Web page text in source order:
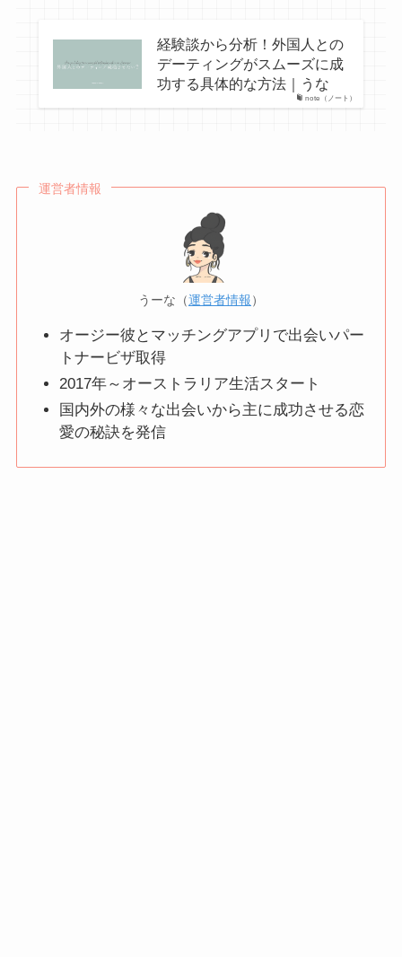
note（ノート）
経験談から分析！外国人との
デーティングがスムーズに成
功する具体的な方法｜うな
運営者情報
うーな（運営者情報 ）
オージー彼とマッチングアプリで出会いパー
トナービザ取得
2017年～オーストラリア生活スタート
国内外の様々な出会いから主に成功させる恋
愛の秘訣を発信